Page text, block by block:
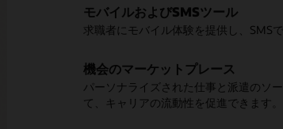
モバイルおよびSMSツール
求職者にモバイル体験を提供し、SMS
機会のマーケットプレース
パーソナライズされた仕事と派遣のソ
て、キャリアの流動性を促進できます。
より戦略的な人材調達のために、候補
動的にセグメント化できます。
ルール主導の効率性
ビジネス・プロセスに基づいて、求職
Journeysの詳細
LinkedInとの統合の詳細
Dynamic Skillsの詳細